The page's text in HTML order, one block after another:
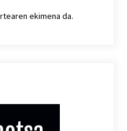
ekimena da.